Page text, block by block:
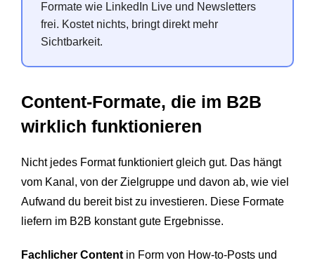
Formate wie LinkedIn Live und Newsletters
frei. Kostet nichts, bringt direkt mehr
Sichtbarkeit.
Content-Formate, die im B2B
wirklich funktionieren
Nicht jedes Format funktioniert gleich gut. Das hängt
vom Kanal, von der Zielgruppe und davon ab, wie viel
Aufwand du bereit bist zu investieren. Diese Formate
liefern im B2B konstant gute Ergebnisse.
Fachlicher Content in Form von How-to-Posts und